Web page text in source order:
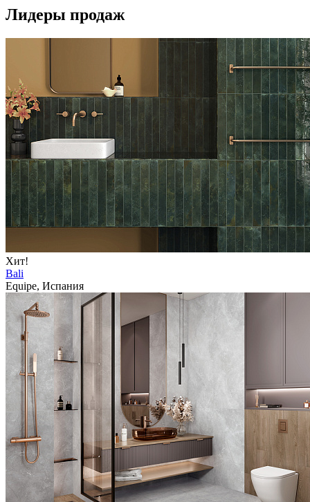
Лидеры продаж
Хит!
Bali
Equipe, Испания